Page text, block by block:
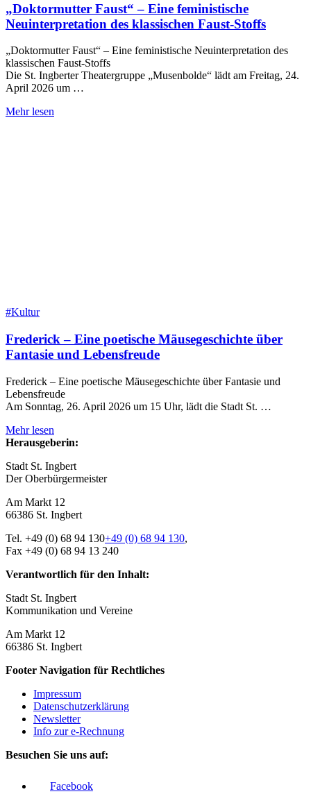
„Doktormutter Faust“ – Eine feministische
Neuinterpretation des klassischen Faust-Stoffs
„Doktormutter Faust“ – Eine feministische Neuinterpretation des
klassischen Faust-Stoffs
Die St. Ingberter Theatergruppe „Musenbolde“ lädt am Freitag, 24.
April 2026 um …
Mehr lesen
#Kultur
Frederick – Eine poetische Mäusegeschichte über
Fantasie und Lebensfreude
Frederick – Eine poetische Mäusegeschichte über Fantasie und
Lebensfreude
Am Sonntag, 26. April 2026 um 15 Uhr, lädt die Stadt St. …
Mehr lesen
Herausgeberin:
Stadt St. Ingbert
Der Oberbürger­meister
Am Markt 12
66386 St. Ingbert
Tel. +49 (0) 68 94 130+49 (0) 68 94 130,
Fax +49 (0) 68 94 13 240
Verantwortlich für den Inhalt:
Stadt St. Ingbert
Kommunikation und Vereine
Am Markt 12
66386 St. Ingbert
Footer Navigation für Rechtliches
Impressum
Datenschutz­erklärung
Newsletter
Info zur e-Rechnung
Besuchen Sie uns auf:
Facebook